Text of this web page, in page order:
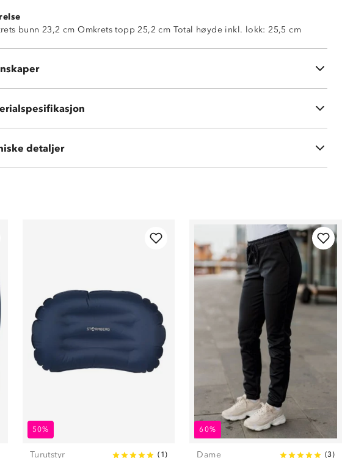
bunn 23,2 cm Omkrets topp 25,2 cm Total høyde inkl. lokk: 25,5 cm
BPA-fri
Foldbart håndtak
Tåler oppvaskmaskin
Lokk: Polypropylen og silikonpakning
detaljer
550 ml
50%
Turutstyr ( 1 )
60%
Dame (3)